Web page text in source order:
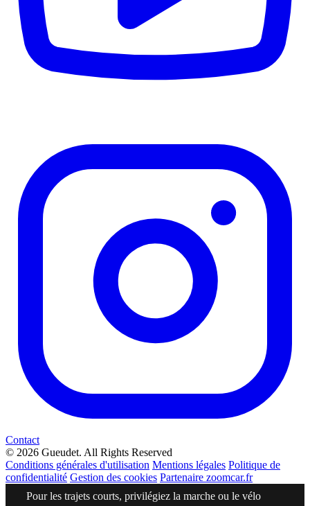
Contact
© 2026 Gueudet. All Rights Reserved
Conditions générales d'utilisation Mentions légales Politique de
confidentialité Gestion des cookies Partenaire zoomcar.fr
Pour les trajets courts, privilégiez la marche ou le vélo